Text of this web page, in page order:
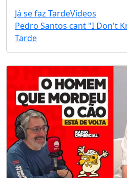
Já se faz TardeVídeos
Pedro Santos cant "I Don't
Tarde